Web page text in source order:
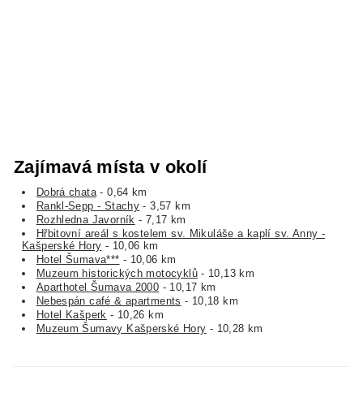
Zajímavá místa v okolí
Dobrá chata - 0,64 km
Rankl-Sepp - Stachy - 3,57 km
Rozhledna Javorník - 7,17 km
Hřbitovní areál s kostelem sv. Mikuláše a kaplí sv. Anny -
Kašperské Hory - 10,06 km
Hotel Šumava*** - 10,06 km
Muzeum historických motocyklů- 10,13 km
Aparthotel Šumava 2000 - 10,17 km
Nebespán café & apartments - 10,18 km
Hotel Kašperk - 10,26 km
Muzeum Šumavy Kašperské Hory - 10,28 km